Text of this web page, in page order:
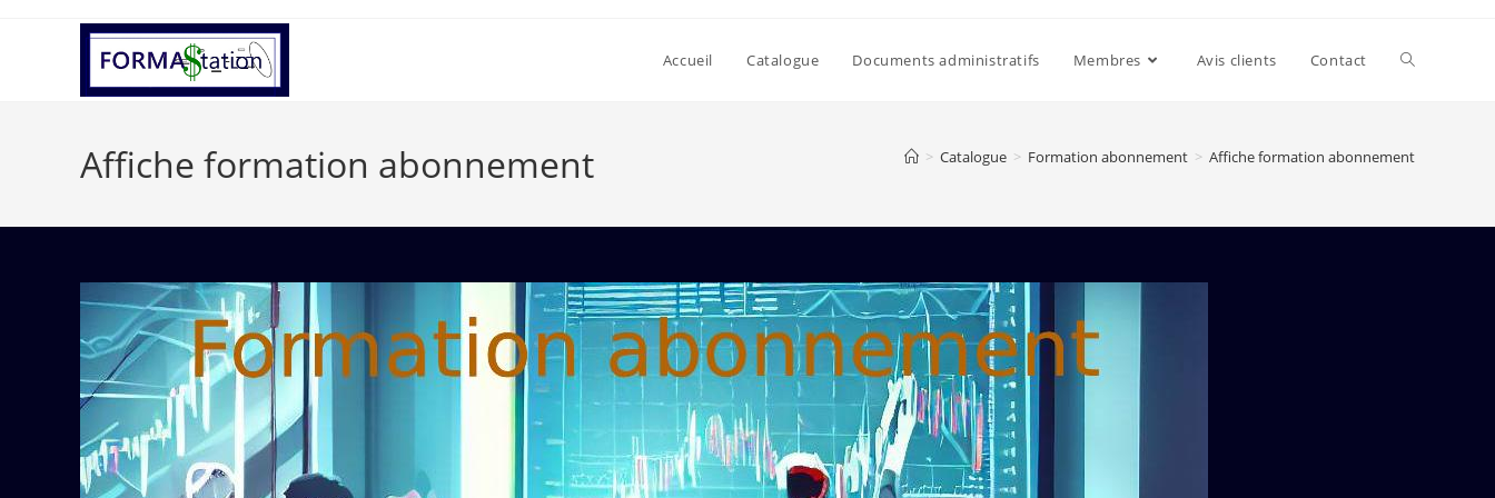
Accueil Catalogue Documents administratifs Membres Avis clients Contact
Affiche formation abonnement > Catalogue > Formation abonnement > Affiche formation abonnement